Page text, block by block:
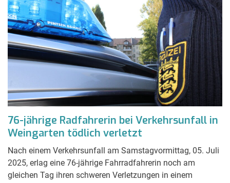
76-jährige Radfahrerin bei Verkehrsunfall in
Weingarten tödlich verletzt
Nach einem Verkehrsunfall am Samstagvormittag, 05. Juli
2025, erlag eine 76-jährige Fahrradfahrerin noch am
gleichen Tag ihren schweren Verletzungen in einem